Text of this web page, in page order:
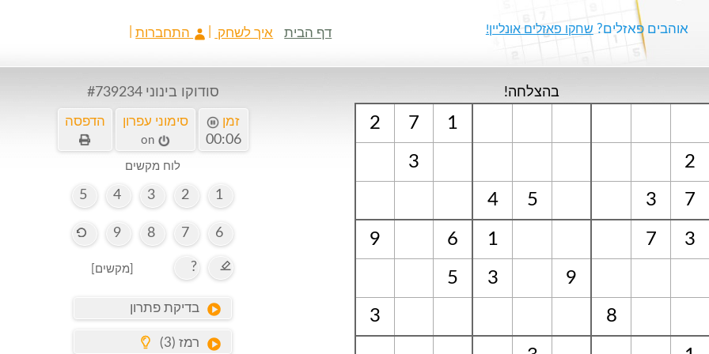
אוהבים פאזלים? שחקו פאזלים אונליין! דף הבית איך לשחק התחברות
בהצלחה!
2 7 1
3
2
4
5 3 7
9 6 1 7 3
5 3
9
3
8
סודוקו בינוני #739234
זמן
00:07
סימוני עפרון
on
הדפסה
לוח מקשים
1
2
3
4
5
6
7
8
9
? [מקשים]
בדיקת פתרון
רמז (3)